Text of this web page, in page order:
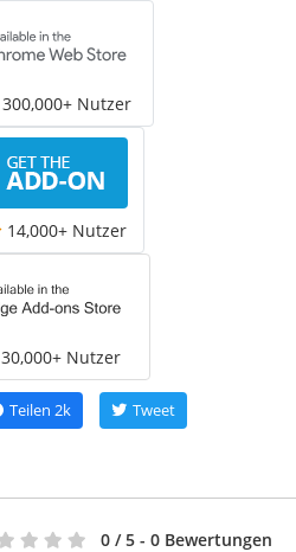
300,000+ Nutzer
14,000+ Nutzer
30,000+ Nutzer
Teilen 2k Tweet
0 / 5 - 0 Bewertungen